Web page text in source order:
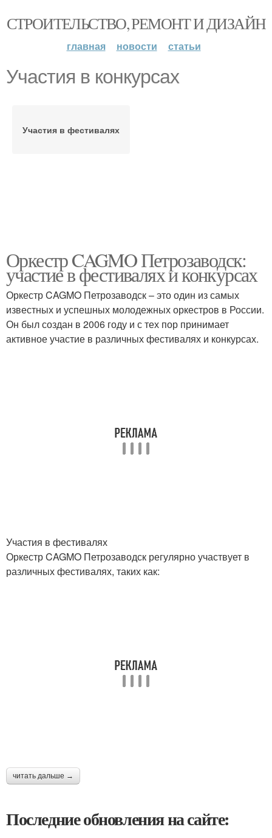
СТРОИТЕЛЬСТВО, РЕМОНТ И ДИЗАЙН
главная новости статьи
Участия в конкурсах
Участия в фестивалях
Оркестр CAGMO Петрозаводск:
участие в фестивалях и конкурсах
Оркестр CAGMO Петрозаводск – это один из самых
известных и успешных молодежных оркестров в России.
Он был создан в 2006 году и с тех пор принимает
активное участие в различных фестивалях и конкурсах.
Участия в фестивалях
Оркестр CAGMO Петрозаводск регулярно участвует в
различных фестивалях, таких как:
читать дальше →
Последние обновления на сайте: